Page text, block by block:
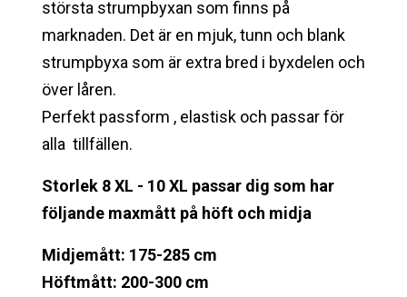
största strumpbyxan som finns på
marknaden. Det är en mjuk, tunn och blank
strumpbyxa som är extra bred i byxdelen och
över låren.
Perfekt passform , elastisk och passar för
alla tillfällen.
Storlek 8 XL - 10 XL passar dig som har
följande maxmått på höft och midja
Midjemått: 175-285 cm
Höftmått: 200-300 cm